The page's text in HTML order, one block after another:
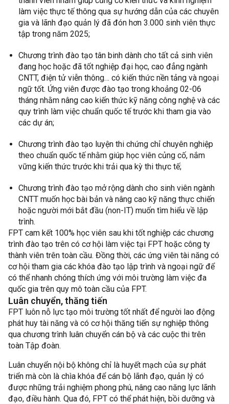
làm việc thực tế thông qua sự hướng dẫn của các chuyên
gia và lãnh đạo quản lý đã đón hơn 3.000 sinh viên thực
tập trong năm 2025;
Chương trình đào tạo tân binh dành cho tất cả sinh viên
đang học hoặc đã tốt nghiệp đại học, cao đẳng ngành
CNTT, điện tử viễn thông… có kiến thức nền tảng và ngoại
ngữ tốt. Ứng viên được đào tạo trong khoảng 02-06
tháng nhằm nâng cao kiến thức kỹ năng công nghệ và các
quy trình làm việc chuẩn quốc tế trước khi tham gia vào
các dự án;
Chương trình đào tạo luyện thi chứng chỉ chuyên nghiệp
theo chuẩn quốc tế nhằm giúp học viên củng cố, nắm
vững kiến thức trước khi trải qua kỳ thi thực tế;
Chương trình đào tạo mở rộng dành cho sinh viên ngành
CNTT muốn học bài bản và nâng cao kỹ năng thực chiến
hoặc người mới bắt đầu (non-IT) muốn tìm hiểu về lập
trình.
FPT cam kết 100% học viên sau khi tốt nghiệp các chương
trình đào tạo trên có cơ hội làm việc tại FPT hoặc công ty
thành viên trên toàn cầu. Đồng thời, các ứng viên tài năng có
cơ hội tham gia các khóa đào tạo lập trình và ngoại ngữ để
có thể nhanh chóng thích ứng với môi trường làm việc đa
quốc gia trên quy mô toàn cầu của FPT.
Luân chuyển, thăng tiến
FPT luôn nỗ lực tạo môi trường tốt nhất để người lao động
phát huy tài năng và có cơ hội thăng tiến sự nghiệp thông
qua chương trình luân chuyển cán bộ và các cuộc thi trên
toàn Tập đoàn.
Luân chuyển nội bộ không chỉ là huyết mạch của sự phát
triển mà còn là chìa khóa để cán bộ lãnh đạo, quản lý có
được những trải nghiệm phong phú, nâng cao năng lực lãnh
đạo, điều hành. Qua đó, FPT có thể phát hiện, bồi dưỡng và